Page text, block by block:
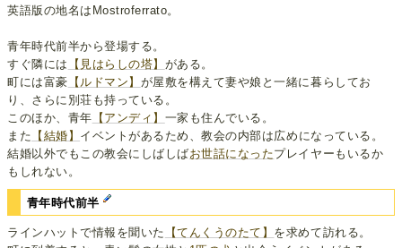
英語版の地名はMostroferrato。
青年時代前半から登場する。
すぐ隣には
【見はらしの塔】 がある。
町には富豪 【ルドマン】 が屋敷を構えて妻や娘と一緒に暮らしてお
り、さらに別荘も持っている。
このほか、青年 【アンディ】 一家も住んでいる。
また 【結婚】 イベントがあるため、教会の内部は広めになっている。
結婚以外でもこの教会にしばしばお世話になったプレイヤーもいるか
もしれない。
青年時代前半
ラインハットで情報を聞いた 【てんくうのたて】 を求めて訪れる。